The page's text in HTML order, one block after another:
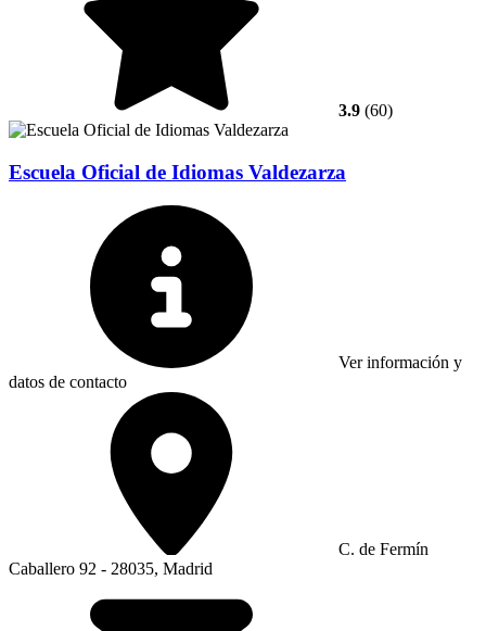
3.9 (60)
Escuela Oficial de Idiomas Valdezarza
Ver información y
datos de contacto
C. de Fermín
Caballero 92 - 28035, Madrid